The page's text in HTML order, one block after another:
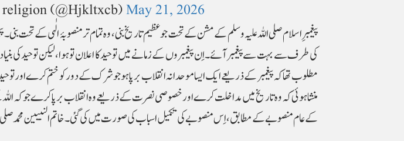
(@Hjkltxcb)May 21, 2026
پیغمبر ِ اسلام صلی اللہ علیہ وسلم کے مشن کے تحت جو عظیم تاریخ بنی، وہ تمام تر منصوبۂ الٰہی کے تحت
کی طرف سے بہت سے پیغمبر آئے۔ اِن پیغمبروں کے زمانے میں توحید کا اعلان توہوا، لیکن توحید کی بنیاد
مطلوب تھا کہ پیغمبر کے ذریعے ایک ایسا موحدانہ انقلاب برپا ہو جو شرک کے دور کو ختم کرے اور توحید
منشا ہوئی کہ وہ تاریخ میں مداخلت کرے اور خصوصی نصرت کے ذریعے وہ انقلاب برپا کرے جو کہ
کے عام منصوبے کے مطابق، اِس منصوبے کی تکمیل اسباب کی صورت میں کی گئی۔ خاتم النبیین محمد صلی